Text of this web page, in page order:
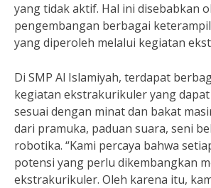
yang tidak aktif. Hal ini disebabkan
pengembangan berbagai
yang diperoleh melalui kegiatan
Di SMP Al Islamiyah, terdapat
kegiatan ekstrakurikuler yang
sesuai dengan minat dan bakat
dari pramuka, paduan suara, seni
robotika. “Kami percaya bahwa
potensi yang perlu dikembangkan
ekstrakurikuler. Oleh karena itu,